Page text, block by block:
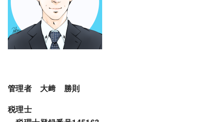
管理者 大﨑 勝則
税理士